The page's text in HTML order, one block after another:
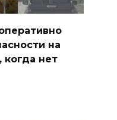
на
когда нет